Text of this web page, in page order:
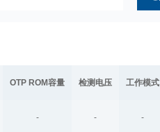
OTP ROM容量 检测电压 工作模式
- - -